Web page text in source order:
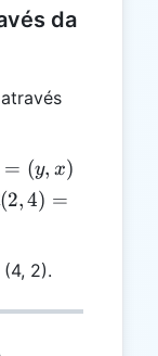
da
= (y, x)
(2,4) =
2).